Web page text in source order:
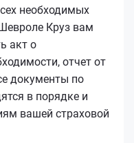
необходимых
Круз вам
акт о
отчет от
документы по
в порядке и
вашей страховой